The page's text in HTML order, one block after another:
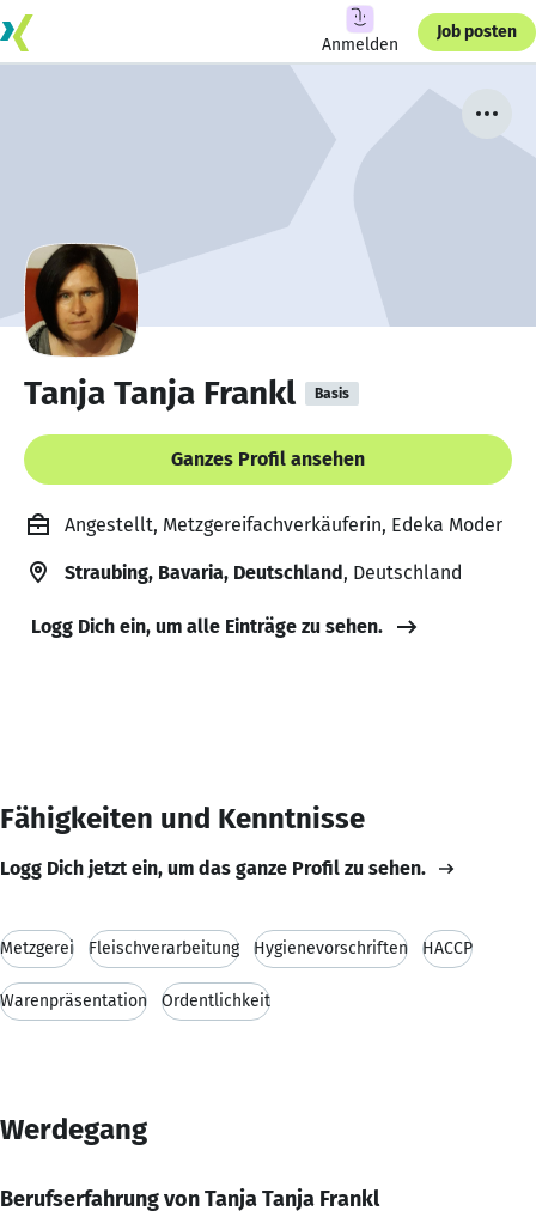
Anmelden
Job posten
Tanja Tanja Frankl Basis
Ganzes Profil ansehen
Angestellt, Metzgereifachverkäuferin, Edeka Moder
Straubing, Bavaria, Deutschland, Deutschland
Logg Dich ein, um alle Einträge zu sehen.
Fähigkeiten und Kenntnisse
Logg Dich jetzt ein, um das ganze Profil zu sehen.
Metzgerei Fleischverarbeitung Hygienevorschriften HACCP
Warenpräsentation Ordentlichkeit
Werdegang
Berufserfahrung von Tanja Tanja Frankl